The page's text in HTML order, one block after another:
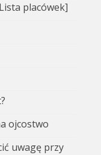
placówek]
ojcostwo
uwagę przy